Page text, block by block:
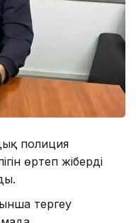
полиция
өртеп жіберді
тергеу